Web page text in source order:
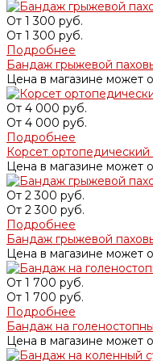
От 1 300 руб.
От 1 300 руб.
Подробнее
Бандаж грыжевой
Цена в магазине может
От 4 000 руб.
От 4 000 руб.
Подробнее
Корсет ортопедический
Цена в магазине может
От 2 300 руб.
От 2 300 руб.
Подробнее
Бандаж грыжевой
Цена в магазине может
От 1 700 руб.
От 1 700 руб.
Подробнее
Бандаж на
Цена в магазине может